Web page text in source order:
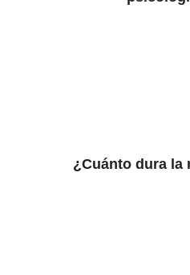
¿Cuánto dura la